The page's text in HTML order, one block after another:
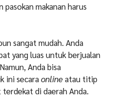
makanan harus
sangat mudah. Anda
yang luas untuk berjualan
Anda bisa
ini secaraonlineatau titip
di daerah Anda.